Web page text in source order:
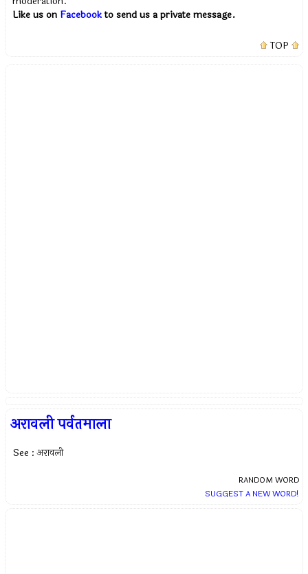
Like us on Facebookto send us a private message.
TOP
अरावली पर्वतमाला
See : अरावली
RANDOM WORD
SUGGEST A NEW WORD!